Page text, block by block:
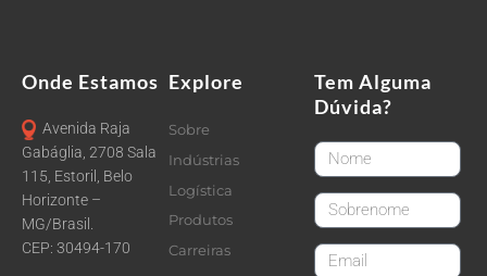
Onde Estamos
Avenida Raja
Gabáglia, 2708 Sala
115, Estoril, Belo
Horizonte –
MG/Brasil.
CEP: 30494-170
Explore
Sobre
Indústrias
Logística
Produtos
Carreiras
Tem Alguma
Dúvida?
FirstName
LastName
email